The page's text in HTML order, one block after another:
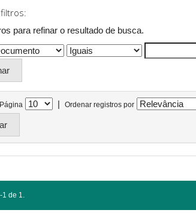
para refinar o resultado de busca.
| Ordenar registros por
1 de 1.